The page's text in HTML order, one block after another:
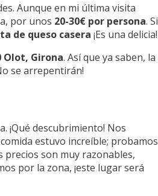
Aunque en mi última visita
por unos 20-30€ por persona. Si
de queso casera ¡Es una delicia!
Olot, Girona. Así que ya saben, la
se arrepentirán!
¡Qué descubrimiento! Nos
estuvo increíble; probamos
precios son muy razonables,
por la zona, ¡este lugar será